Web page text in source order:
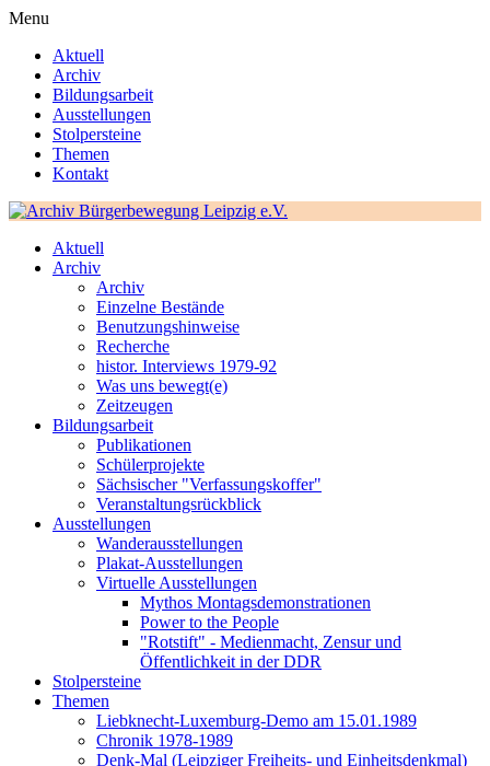
Menu
Aktuell
Archiv
Bildungsarbeit
Ausstellungen
Stolpersteine
Themen
Kontakt
Aktuell
Archiv
Archiv
Einzelne Bestände
Benutzungshinweise
Recherche
histor. Interviews 1979-92
Was uns bewegt(e)
Zeitzeugen
Bildungsarbeit
Publikationen
Schülerprojekte
Sächsischer "Verfassungskoffer"
Veranstaltungsrückblick
Ausstellungen
Wanderausstellungen
Plakat-Ausstellungen
Virtuelle Ausstellungen
Mythos Montagsdemonstrationen
Power to the People
"Rotstift" - Medienmacht, Zensur und
Öffentlichkeit in der DDR
Stolpersteine
Themen
Liebknecht-Luxemburg-Demo am 15.01.1989
Chronik 1978-1989
Denk-Mal (Leipziger Freiheits- und Einheitsdenkmal)